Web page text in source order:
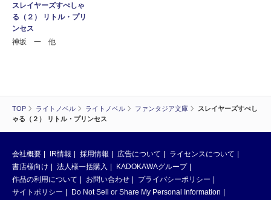
TOP ライトノベル ライトノベル ファンタジア文庫
スレイヤーズすぺし
ゃる（２） リトル・プリンセス
スレイヤーズすぺしゃ
る（２） リトル・プリ
ンセス
神坂 一 他
会社概要 IR情報 採用情報 広告について
ライセンスについて
書店様向け
法人様一括購入
KADOKAWAグループ
作品の利用について
お問い合わせ
プライバシーポリシー
サイトポリシー
Do Not Sell or Share My Personal Information